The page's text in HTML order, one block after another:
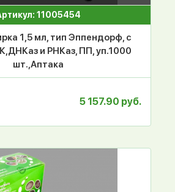
11005454
1,5 мл, тип Эппендорф, с
и РНКаз, ПП, уп.1000
шт.,Аптака
5 157.90 руб.